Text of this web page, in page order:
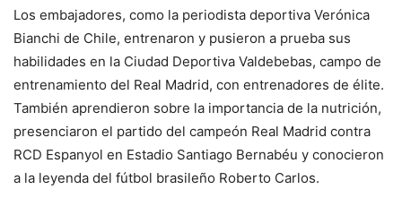
Los embajadores, como la periodista deportiva Verónica
Bianchi de Chile, entrenaron y pusieron a prueba sus
habilidades en la Ciudad Deportiva Valdebebas, campo de
entrenamiento del Real Madrid, con entrenadores de élite.
También aprendieron sobre la importancia de la nutrición,
presenciaron el partido del campeón Real Madrid contra
RCD Espanyol en Estadio Santiago Bernabéu y conocieron
a la leyenda del fútbol brasileño Roberto Carlos.